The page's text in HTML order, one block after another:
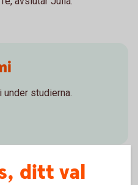
studierna.
ditt val